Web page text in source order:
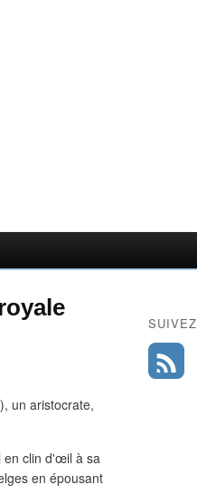
un aristocrate,
en clin d'œil à sa
en épousant